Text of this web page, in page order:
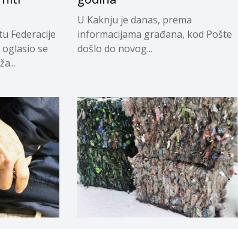
Federacije
se
U Kaknju je danas, prema
informacijama građana, kod Pošte
došlo do novog...